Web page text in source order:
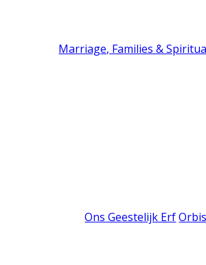
Marriage, Families &
Ons Geestelijk Erf Orbis